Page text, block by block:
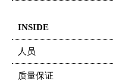
INSIDE
人员
质量保证